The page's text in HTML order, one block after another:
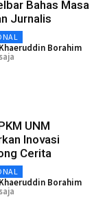
Bahas Masa
Jurnalis
Khaeruddin Borahim
UNM
Inovasi
Cerita
Khaeruddin Borahim